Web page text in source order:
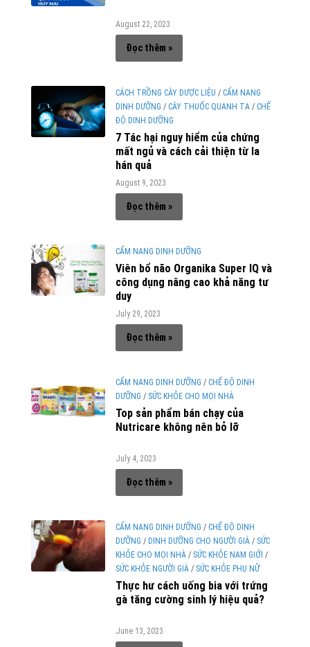
August 22, 2023
Đọc thêm »
CÁCH TRỒNG CÂY DƯỢC LIỆU / CẨM NANG
DINH DƯỠNG / CÂY THUỐC QUANH TA / CHẾ
ĐỘ DINH DƯỠNG
7 Tác hại nguy hiểm của chứng
mất ngủ và cách cải thiện từ la
hán quả
August 9, 2023
Đọc thêm »
CẨM NANG DINH DƯỠNG
Viên bổ não Organika Super IQ và
công dụng nâng cao khả năng tư
duy
July 29, 2023
Đọc thêm »
CẨM NANG DINH DƯỠNG / CHẾ ĐỘ DINH
DƯỠNG / SỨC KHỎE CHO MỌI NHÀ
Top sản phẩm bán chạy của
Nutricare không nên bỏ lỡ
July 4, 2023
Đọc thêm »
CẨM NANG DINH DƯỠNG / CHẾ ĐỘ DINH
DƯỠNG / DINH DƯỠNG CHO NGƯỜI GIÀ / SỨC
KHỎE CHO MỌI NHÀ / SỨC KHỎE NAM GIỚI /
SỨC KHỎE NGƯỜI GIÀ / SỨC KHỎE PHỤ NỮ
Thực hư cách uống bia với trứng
gà tăng cường sinh lý hiệu quả?
June 13, 2023